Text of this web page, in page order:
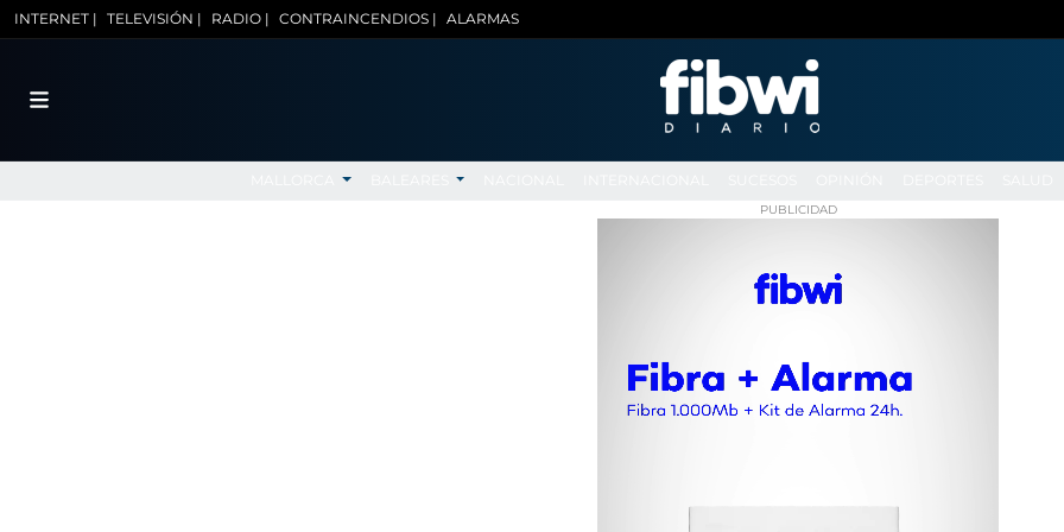
INTERNET | TELEVISIÓN | RADIO | CONTRAINCENDIOS | ALARMAS